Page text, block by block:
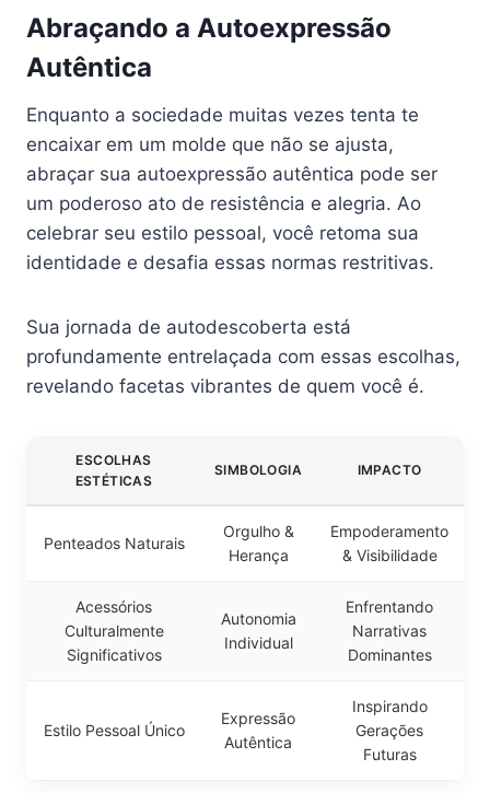
Abraçando a Autoexpressão
Autêntica
Enquanto a sociedade muitas vezes tenta te
encaixar em um molde que não se ajusta,
abraçar sua autoexpressão autêntica pode ser
um poderoso ato de resistência e alegria. Ao
celebrar seu estilo pessoal, você retoma sua
identidade e desafia essas normas restritivas.
Sua jornada de autodescoberta está
profundamente entrelaçada com essas escolhas,
revelando facetas vibrantes de quem você é.
ESCOLHAS
ESTÉTICAS
SIMBOLOGIA IMPACTO
Penteados Naturais
Orgulho &
Herança
Empoderamento
& Visibilidade
Acessórios
Culturalmente
Significativos
Autonomia
Individual
Enfrentando
Narrativas
Dominantes
Estilo Pessoal Único
Expressão
Autêntica
Inspirando
Gerações
Futuras